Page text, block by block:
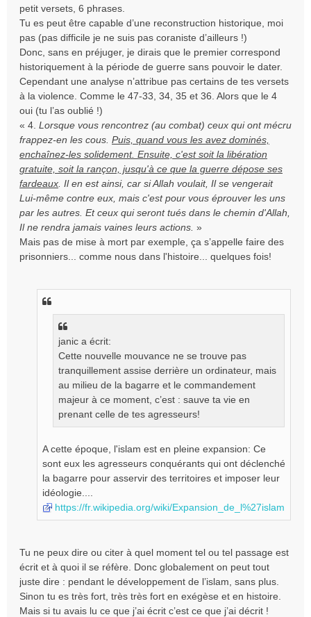
petit versets, 6 phrases.
Tu es peut être capable d’une reconstruction historique, moi
pas (pas difficile je ne suis pas coraniste d’ailleurs !)
Donc, sans en préjuger, je dirais que le premier correspond
historiquement à la période de guerre sans pouvoir le dater.
Cependant une analyse n’attribue pas certains de tes versets
à la violence. Comme le 47-33, 34, 35 et 36. Alors que le 4
oui (tu l’as oublié !)
« 4. Lorsque vous rencontrez (au combat) ceux qui ont mécru
frappez-en les cous. Puis, quand vous les avez dominés,
enchaînez-les solidement. Ensuite, c'est soit la libération
gratuite, soit la rançon, jusqu'à ce que la guerre dépose ses
fardeaux . Il en est ainsi, car si Allah voulait, Il se vengerait
Lui-même contre eux, mais c'est pour vous éprouver les uns
par les autres. Et ceux qui seront tués dans le chemin d'Allah,
Il ne rendra jamais vaines leurs actions. »
Mais pas de mise à mort par exemple, ça s’appelle faire des
prisonniers... comme nous dans l'histoire... quelques fois!
janic a écrit:
Cette nouvelle mouvance ne se trouve pas
tranquillement assise derrière un ordinateur, mais
au milieu de la bagarre et le commandement
majeur à ce moment, c’est : sauve ta vie en
prenant celle de tes agresseurs!
A cette époque, l'islam est en pleine expansion: Ce
sont eux les agresseurs conquérants qui ont déclenché
la bagarre pour asservir des territoires et imposer leur
idéologie....
https://fr.wikipedia.org/wiki/Expansion_de_l%27islam
Tu ne peux dire ou citer à quel moment tel ou tel passage est
écrit et à quoi il se réfère. Donc globalement on peut tout
juste dire : pendant le développement de l’islam, sans plus.
Sinon tu es très fort, très très fort en exégèse et en histoire.
Mais si tu avais lu ce que j’ai écrit c’est ce que j’ai décrit !